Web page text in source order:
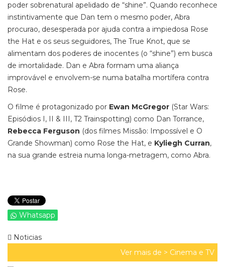
poder sobrenatural apelidado de “shine”. Quando reconhece
instintivamente que Dan tem o mesmo poder, Abra
procurao, desesperada por ajuda contra a impiedosa Rose
the Hat e os seus seguidores, The True Knot, que se
alimentam dos poderes de inocentes (o “shine”) em busca
de imortalidade. Dan e Abra formam uma aliança
improvável e envolvem-se numa batalha mortífera contra
Rose.
O filme é protagonizado por Ewan McGregor (Star Wars:
Episódios I, II & III, T2 Trainspotting) como Dan Torrance,
Rebecca Ferguson (dos filmes Missão: Impossível e O
Grande Showman) como Rose the Hat, e Kyliegh Curran,
na sua grande estreia numa longa-metragem, como Abra.
Whatsapp
Noticias
Ver mais de > Cinema e TV